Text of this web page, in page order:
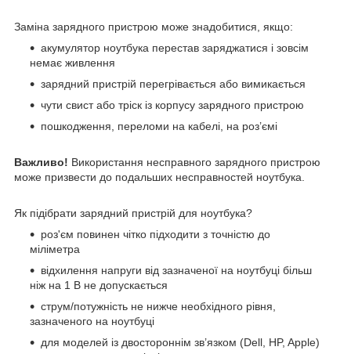
Заміна зарядного пристрою може знадобитися, якщо:
акумулятор ноутбука перестав заряджатися і зовсім
немає живлення
зарядний пристрій перегрівається або вимикається
чути свист або тріск із корпусу зарядного пристрою
пошкодження, переломи на кабелі, на роз’ємі
Важливо! Використання несправного зарядного пристрою
може призвести до подальших несправностей ноутбука.
Як підібрати зарядний пристрій для ноутбука?
роз'єм повинен чітко підходити з точністю до
міліметра
відхилення напруги від зазначеної на ноутбуці більш
ніж на 1 В не допускається
струм/потужність не нижче необхідного рівня,
зазначеного на ноутбуці
для моделей із двостороннім зв’язком (Dell, HP, Apple)